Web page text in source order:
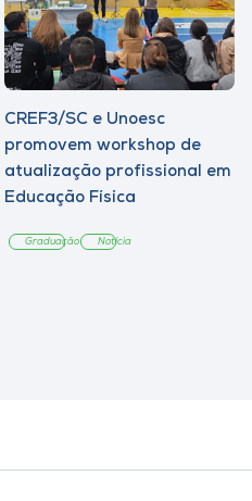
CREF3/SC e Unoesc
promovem workshop de
atualização profissional em
Educação Física
Graduação Notícia